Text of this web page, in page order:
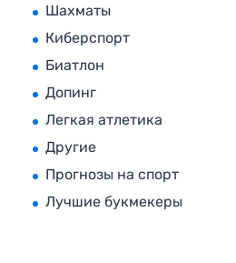
Шахматы
Киберспорт
Биатлон
Допинг
Легкая атлетика
Другие
Прогнозы на спорт
Лучшие букмекеры